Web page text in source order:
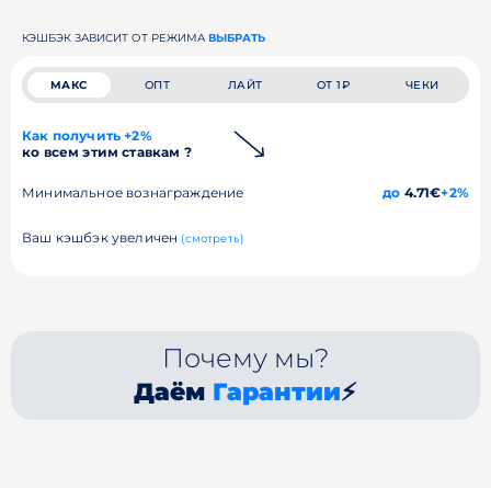
КЭШБЭК ЗАВИСИТ ОТ РЕЖИМА ВЫБРАТЬ
МАКС ОПТ ЛАЙТ ОТ 1₽ ЧЕКИ
Как получить +2%
ко всем этим ставкам ?
Минимальное вознаграждение до 4.71€+2%
Ваш кэшбэк увеличен (смотреть)
Почему мы?
Даём Гарантии⚡